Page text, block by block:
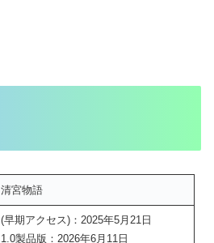
清宮物語
(早期アクセス)：2025年5月21日
1.0製品版：2026年6月11日